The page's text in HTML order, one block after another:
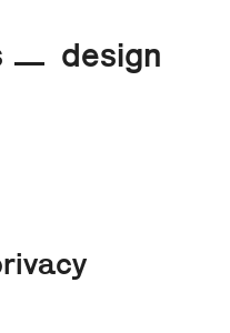
design